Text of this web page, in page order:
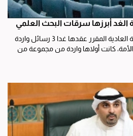
أدرجت على جدول أعمال الجلسة العادية المقرر عقدها غدا 3 رسائل واردة
كانت أولاها واردة من مجموعة من